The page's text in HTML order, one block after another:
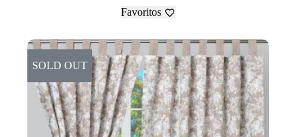
Favoritos
SOLD OUT